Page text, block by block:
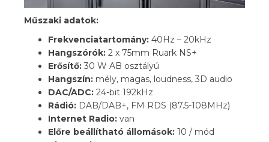
Műszaki adatok:
Frekvenciatartomány: 40Hz – 20kHz
Hangszórók: 2 x 75mm Ruark NS+
Erősítő: 30 W AB osztályú
Hangszín: mély, magas, loudness, 3D audio
DAC/ADC: 24-bit 192kHz
Rádió: DAB/DAB+, FM RDS (87.5-108MHz)
Internet Radio: van
Előre beállítható állomások: 10 / mód